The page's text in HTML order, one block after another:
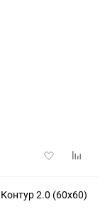
Добавить
2.0 (60x60)